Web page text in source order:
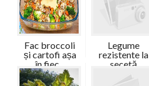
Fac broccoli
și cartofi așa
în fiec...
Legume
rezistente la
secetă